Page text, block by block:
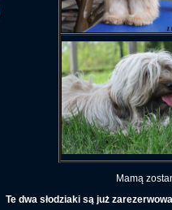
Mamą
Te dwa słodziaki są już